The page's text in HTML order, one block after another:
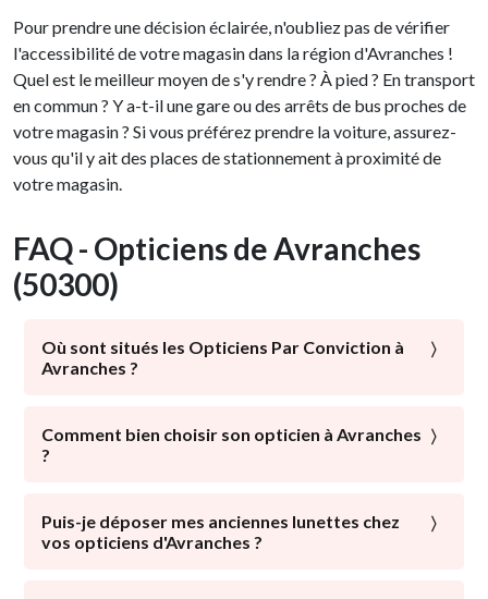
Pour prendre une décision éclairée, n'oubliez pas de vérifier
l'accessibilité de votre magasin dans la région d'Avranches !
Quel est le meilleur moyen de s'y rendre ? À pied ? En transport
en commun ? Y a-t-il une gare ou des arrêts de bus proches de
votre magasin ? Si vous préférez prendre la voiture, assurez-
vous qu'il y ait des places de stationnement à proximité de
votre magasin.
FAQ - Opticiens de Avranches
(50300)
Où sont situés les Opticiens Par Conviction à
Avranches ?
Opticiens Par Conviction sont présents dans les
quartiers d'Avranches. Avec ou sans parking, avec un
qui vous correspond !
Comment bien choisir son opticien à Avranches
?
en avant par un opticien. Un expert de la vision doit
mettre tout son savoir-faire à votre disposition afin
Puis-je déposer mes anciennes lunettes chez
vos opticiens d'Avranches ?